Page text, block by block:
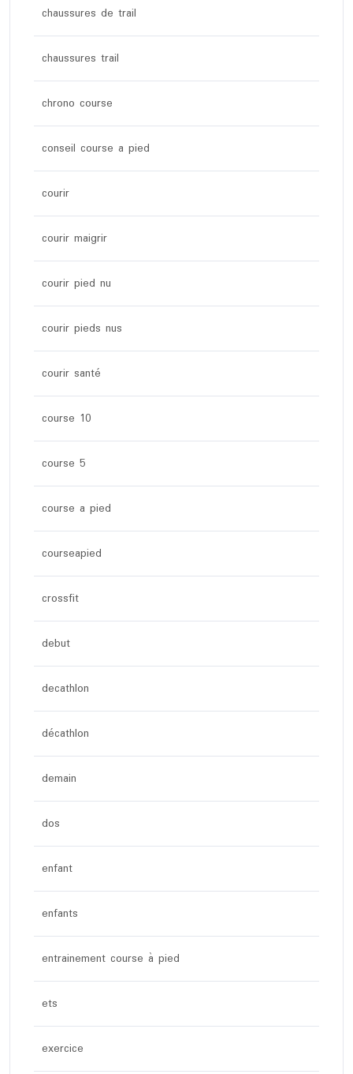
chaussures de trail
chaussures trail
chrono course
conseil course a pied
courir
courir maigrir
courir pied nu
courir pieds nus
courir santé
course 10
course 5
course a pied
courseapied
crossfit
debut
decathlon
décathlon
demain
dos
enfant
enfants
entrainement course à pied
ets
exercice